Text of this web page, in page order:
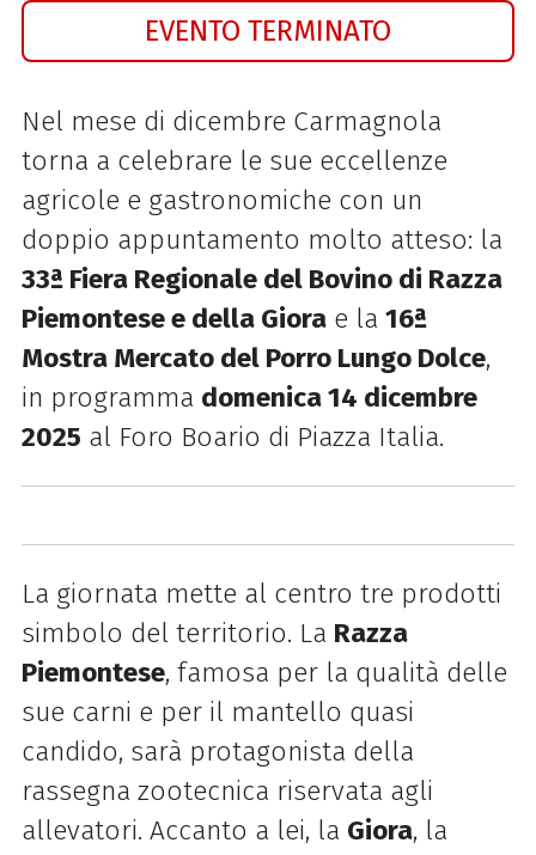
EVENTO TERMINATO
Nel mese di dicembre Carmagnola
torna a celebrare le sue eccellenze
agricole e gastronomiche con un
doppio appuntamento molto atteso: la
33ª Fiera Regionale del Bovino di Razza
Piemontese e della Giorae la 16ª
Mostra Mercato del Porro Lungo Dolce,
in programma domenica 14 dicembre
2025 al Foro Boario di Piazza Italia.
La giornata mette al centro tre prodotti
simbolo del territorio. La Razza
Piemontese, famosa per la qualità delle
sue carni e per il mantello quasi
candido, sarà protagonista della
rassegna zootecnica riservata agli
allevatori. Accanto a lei, la Giora, la